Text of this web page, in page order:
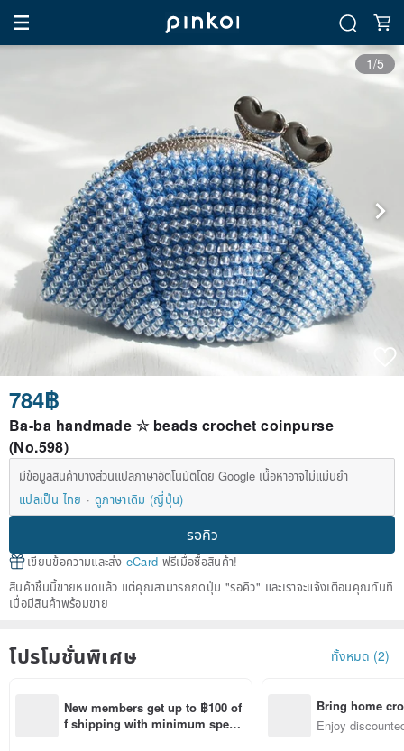
1/5
784฿
Ba-ba handmade ☆ beads crochet coinpurse
(No.598)
มีข้อมูลสินค้าบางส่วนแปลภาษาอัตโนมัติโดย Google เนื้อหาอาจไม่แม่นยำ
แปลเป็น ไทย
ดูภาษาเดิม (ญี่ปุ่น)
รอคิว
เขียนข้อความและส่ง eCard ฟรีเมื่อซื้อสินค้า!
สินค้าชิ้นนี้ขายหมดแล้ว แต่คุณสามารถกดปุ่ม "รอคิว" และเราจะแจ้งเตือนคุณทันที
เมื่อมีสินค้าพร้อมขาย
โปรโมชั่นพิเศษ ทั้งหมด (2)
New members get up to ฿100 of
f shipping with minimum spen
Bring home
n with ease
Enjoy